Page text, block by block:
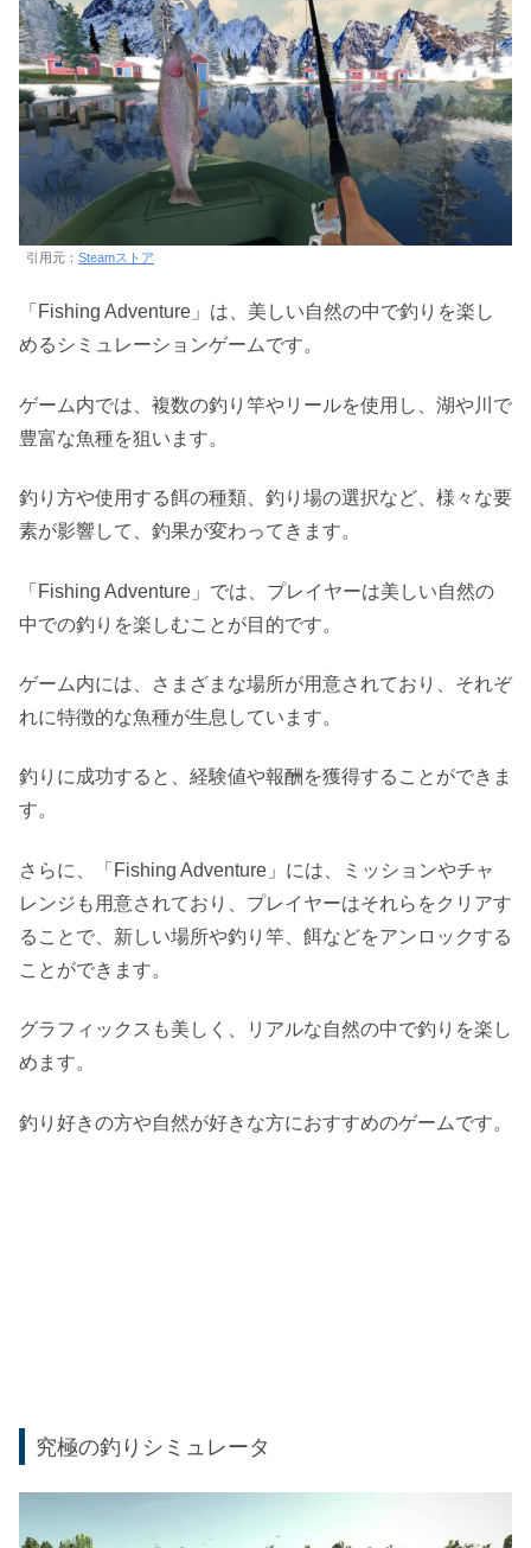
引用元： Steamストア
「Fishing Adventure」は、美しい自然の中で釣りを楽し
めるシミュレーションゲームです。
ゲーム内では、複数の釣り竿やリールを使用し、湖や川で
豊富な魚種を狙います。
釣り方や使用する餌の種類、釣り場の選択など、様々な要
素が影響して、釣果が変わってきます。
「Fishing Adventure」では、プレイヤーは美しい自然の
中での釣りを楽しむことが目的です。
ゲーム内には、さまざまな場所が用意されており、それぞ
れに特徴的な魚種が生息しています。
釣りに成功すると、経験値や報酬を獲得することができま
す。
さらに、「Fishing Adventure」には、ミッションやチャ
レンジも用意されており、プレイヤーはそれらをクリアす
ることで、新しい場所や釣り竿、餌などをアンロックする
ことができます。
グラフィックスも美しく、リアルな自然の中で釣りを楽し
めます。
釣り好きの方や自然が好きな方におすすめのゲームです。
究極の釣りシミュレータ